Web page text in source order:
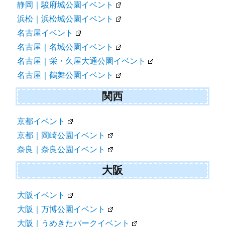
静岡｜駿府城公園イベント
浜松｜浜松城公園イベント
名古屋イベント
名古屋｜名城公園イベント
名古屋｜栄・久屋大通公園イベント
名古屋｜鶴舞公園イベント
関西
京都イベント
京都｜岡崎公園イベント
奈良｜奈良公園イベント
大阪
大阪イベント
大阪｜万博公園イベント
大阪｜うめきたパークイベント